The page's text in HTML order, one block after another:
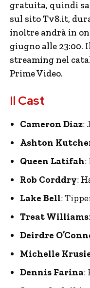
gratuita, quindi
sul sito Tv8.it,
inoltre andrà in
giugno alle 23:00.
streaming nel
Prime Video.
Il Cast
Cameron Diaz:
Ashton
Queen Latifah:
Rob Corddry:
Lake Bell:
Treat Williams
Deirdre
Michelle
Dennis Farina: